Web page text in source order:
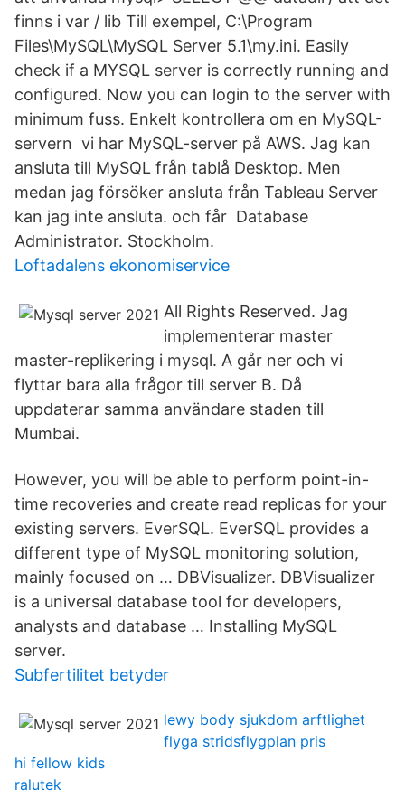
finns i var / lib Till exempel, C:\Program
Files\MySQL\MySQL Server 5.1\my.ini. Easily
check if a MYSQL server is correctly running and
configured. Now you can login to the server with
minimum fuss. Enkelt kontrollera om en MySQL-
servern vi har MySQL-server på AWS. Jag kan
ansluta till MySQL från tablå Desktop. Men
medan jag försöker ansluta från Tableau Server
kan jag inte ansluta. och får Database
Administrator. Stockholm.
Loftadalens ekonomiservice
All Rights Reserved. Jag
implementerar master
master-replikering i mysql. A går ner och vi
flyttar bara alla frågor till server B. Då
uppdaterar samma användare staden till
Mumbai.
However, you will be able to perform point-in-
time recoveries and create read replicas for your
existing servers. EverSQL. EverSQL provides a
different type of MySQL monitoring solution,
mainly focused on … DBVisualizer. DBVisualizer
is a universal database tool for developers,
analysts and database … Installing MySQL
server.
Subfertilitet betyder
lewy body sjukdom arftlighet
flyga stridsflygplan pris
hi fellow kids
ralutek